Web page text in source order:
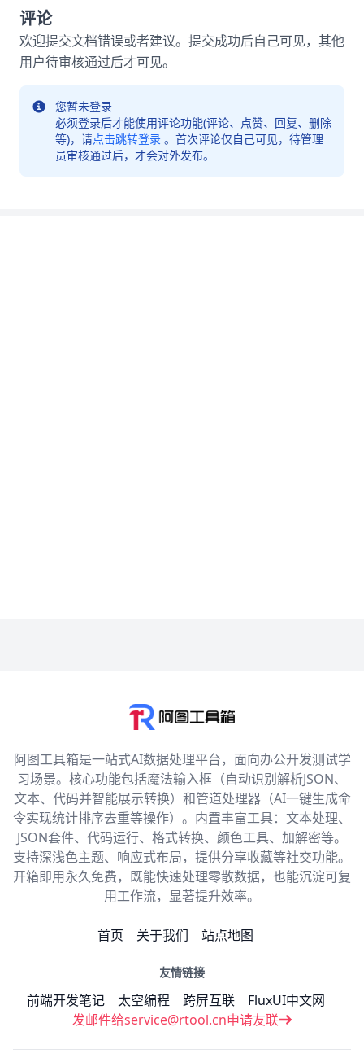
评论
欢迎提交文档错误或者建议。提交成功后自己可见，其他
用户待审核通过后才可见。
您暂未登录
必须登录后才能使用评论功能(评论、点赞、回复、删除
等)，请点击跳转登录 。首次评论仅自己可见，待管理
员审核通过后，才会对外发布。
阿图工具箱是一站式AI数据处理平台，面向办公开发测试学
习场景。核心功能包括魔法输入框（自动识别解析JSON、
文本、代码并智能展示转换）和管道处理器（AI一键生成命
令实现统计排序去重等操作）。内置丰富工具：文本处理、
JSON套件、代码运行、格式转换、颜色工具、加解密等。
支持深浅色主题、响应式布局，提供分享收藏等社交功能。
开箱即用永久免费，既能快速处理零散数据，也能沉淀可复
用工作流，显著提升效率。
首页 关于我们 站点地图
友情链接
前端开发笔记 太空编程 跨屏互联
FluxUI中文网
发邮件给service@rtool.cn申请友联